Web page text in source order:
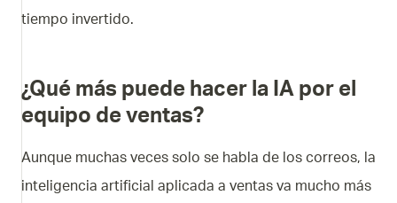
tiempo invertido.
¿Qué más puede hacer la IA por el
equipo de ventas?
Aunque muchas veces solo se habla de los correos, la
inteligencia artificial aplicada a ventas va mucho más